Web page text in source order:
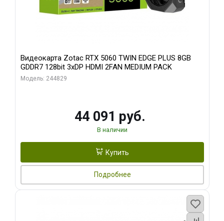
Видеокарта Zotac RTX 5060 TWIN EDGE PLUS 8GB
GDDR7 128bit 3xDP HDMI 2FAN MEDIUM PACK
Модель: 244829
44 091 руб.
В наличии
Купить
Подробнее